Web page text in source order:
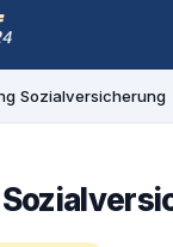
— Ihr
Sozialversicherung